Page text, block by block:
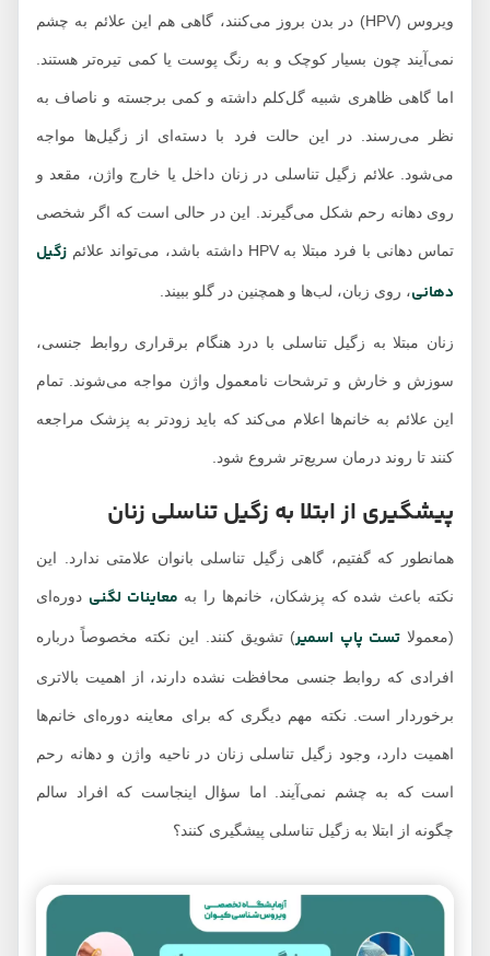
ویروس (HPV) در بدن بروز می‌کنند، گاهی هم این علائم به چشم
نمی‌آیند چون بسیار کوچک و به رنگ پوست یا کمی تیره‌‎تر هستند.
اما گاهی ظاهری شبیه گل‌کلم داشته و کمی برجسته و ناصاف به
نظر می‌رسند. در این حالت فرد با دسته‌ای از زگیل‌ها مواجه
می‌شود. علائم زگیل تناسلی در زنان داخل یا خارج واژن، مقعد و
روی دهانه رحم شکل می‌گیرند. این در حالی است که اگر شخصی
تماس دهانی با فرد مبتلا به HPV داشته باشد، می‌تواند علائم
زگیل
دهانی، روی زبان، لب‌ها و همچنین در گلو ببیند.
زنان مبتلا به زگیل تناسلی با درد هنگام برقراری روابط جنسی،
سوزش و خارش و ترشحات نامعمول واژن مواجه می‌شوند. تمام
این علائم به خانم‌ها اعلام می‌کند که باید زودتر به پزشک مراجعه
کنند تا روند درمان سریع‌تر شروع شود.
پیشگیری از ابتلا به زگیل تناسلی زنان
همانطور که گفتیم، گاهی زگيل تناسلی بانوان علامتی ندارد. این
نکته باعث شده که پزشکان، خانم‌ها را بهمعاینات لگنی دوره‌ای
(معمولاتست پاپ اسمیر) تشویق کنند. این نکته مخصوصاً درباره
افرادی که روابط جنسی محافظت نشده دارند، از اهمیت بالاتری
برخوردار است. نکته مهم دیگری که برای معاینه دوره‌ای خانم‌ها
اهمیت دارد، وجود زگیل تناسلی زنان در ناحیه واژن و دهانه رحم
است که به چشم نمی‌آیند. اما سؤال اینجاست که افراد سالم
چگونه از ابتلا به زگیل تناسلی پیشگیری کنند؟